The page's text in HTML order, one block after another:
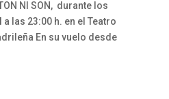
NI SON, durante los
las 23:00 h. en el Teatro
En su vuelo desde